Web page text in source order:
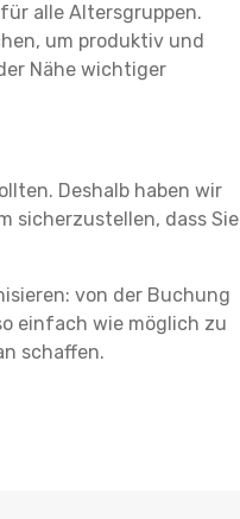
alle Altersgruppen.
um produktiv und
Nähe wichtiger
Deshalb haben wir
sicherzustellen, dass Sie
von der Buchung
einfach wie möglich zu
schaffen.